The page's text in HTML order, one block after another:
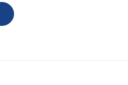
voldoen aan de BCRG
waarin de milieu-impact en de
wordt omschreven. Deze
is om transparantie te bieden over